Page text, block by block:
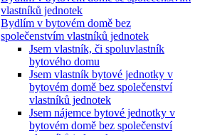
vlastníků jednotek
Bydlím v bytovém domě bez
společenstvím vlastníků jednotek
Jsem vlastník, či spoluvlastník
bytového domu
Jsem vlastník bytové jednotky v
bytovém domě bez společenství
vlastníků jednotek
Jsem nájemce bytové jednotky v
bytovém domě bez společenství